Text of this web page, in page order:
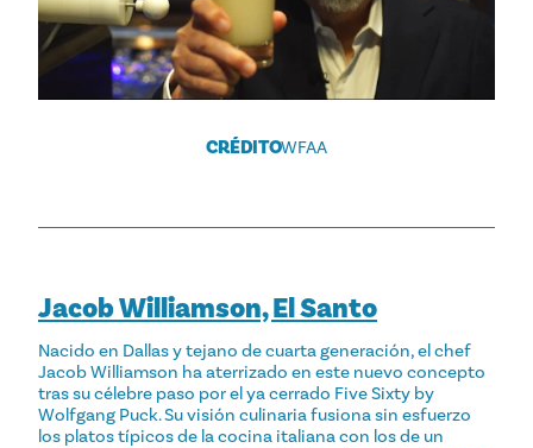
CRÉDITOWFAA
Jacob Williamson, El Santo
Nacido en Dallas y tejano de cuarta generación, el chef
Jacob Williamson ha aterrizado en este nuevo concepto
tras su célebre paso por el ya cerrado Five Sixty by
Wolfgang Puck. Su visión culinaria fusiona sin esfuerzo
los platos típicos de la cocina italiana con los de un